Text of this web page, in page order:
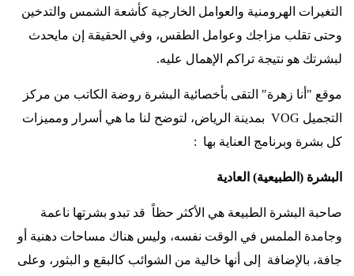
التغيرات الهرومنية والعوامل الخارجية كأشعة الشمس والتدخين
وحتى تقلب مزاجك وعوامل الطقس، وفي الحقيقة إن مايحدث
لبشرتك هو نتيجة تراكم الإهمال عليه.
موقع "أنا زهرة" التقى بأخصائية البشرة روضة الكاتب من مركز
التجميل VOG بمدينة الرياض، لتوضح لنا ما هي أسرار ومميزات
كل بشرة وبرنامج العناية بها :
البشرة (الطبيعية) العادية
صاحبة البشرة الطبيعة هي الأكثر حظاً قد تبدو بشرتها ناعمة
وجامدة الملمس في الوقت نفسه، وليس هناك مساحات دهنية أو
جافة، بالإضافة إلى أنها خالية من الشوائب كالبقع و البثور، وعلى